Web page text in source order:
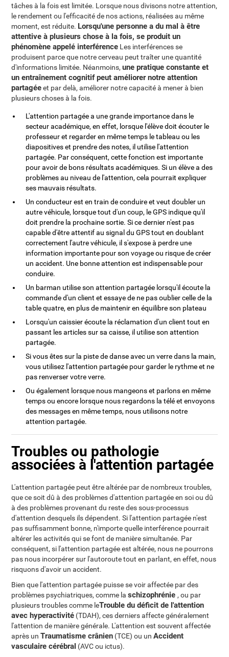
tâches à la fois est limitée. Lorsque nous divisons notre attention,
le rendement ou l'efficacité de nos actions, réalisées au même
moment, est réduite. Lorsqu'une personne a du mal à être
attentive à plusieurs chose à la fois, se produit un
phénomène appelé interférence Les interférences se
produisent parce que notre cerveau peut traîter une quantité
d'informations limitée. Néanmoins,une pratique constante et
un entraînement cognitif peut améliorer notre attention
partagéeet par delà, améliorer notre capacité à mener à bien
plusieurs choses à la fois.
L'attention partagée a une grande importance dans le
secteur académique, en effet, lorsque l'élève doit écouter le
professeur et regarder en même temps le tableau ou les
diapositives et prendre des notes, il utilise l'attention
partagée. Par conséquent, cette fonction est importante
pour avoir de bons résultats académiques. Si un élève a des
problèmes au niveau de l'attention, cela pourrait expliquer
ses mauvais résultats.
Un conducteur est en train de conduire et veut doubler un
autre véhicule, lorsque tout d'un coup, le GPS indique qu'il
doit prendre la prochaine sortie. Si ce dernier n'est pas
capable d'être attentif au signal du GPS tout en doublant
correctement l'autre véhicule, il s'expose à perdre une
information importante pour son voyage ou risque de créer
un accident. Une bonne attention est indispensable pour
conduire.
Un barman utilise son attention partagée lorsqu'il écoute la
commande d'un client et essaye de ne pas oublier celle de la
table quatre, en plus de maintenir en équilibre son plateau
Lorsqu'un caissier écoute la réclamation d'un client tout en
passant les articles sur sa caisse, il utilise son attention
partagée.
Si vous êtes sur la piste de danse avec un verre dans la main,
vous utilisez l'attention partagée pour garder le rythme et ne
pas renverser votre verre.
Ou également lorsque nous mangeons et parlons en même
temps ou encore lorsque nous regardons la télé et envoyons
des messages en même temps, nous utilisons notre
attention partagée.
Troubles ou pathologie
associées à l'attention partagée
L'attention partagée peut être altérée par de nombreux troubles,
que ce soit dû à des problèmes d'attention partagée en soi ou dû
à des problèmes provenant du reste des sous-processus
d'attention desquels ils dépendent. Si l'attention partagée n'est
pas suffisamment bonne, n'importe quelle interférence pourrait
altérer les activités qui se font de manière simultanée. Par
conséquent, si l'attention partagée est altérée, nous ne pourrons
pas nous incorpérer sur l'autoroute tout en parlant, en effet, nous
risquons d'avoir un accident.
Bien que l'attention partagée puisse se voir affectée par des
problèmes psychiatriques, comme laschizophrénie, ou par
plusieurs troubles comme leTrouble du déficit de l'attention
avec hyperactivité (TDAH), ces derniers affecte généralement
l'attention de manière générale. L'attention est souvent affectée
après unTraumatisme crânien (TCE) ou unAccident
vasculaire cérébral (AVC ou ictus).